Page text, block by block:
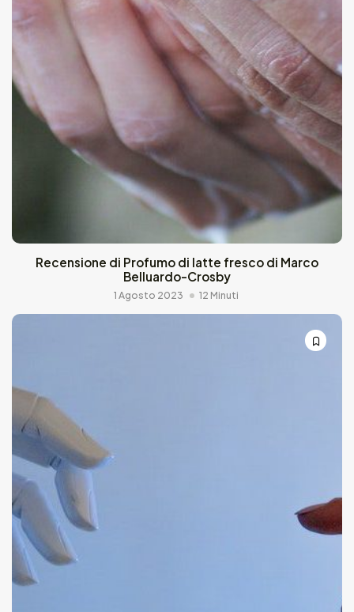
Recensione di Profumo di latte fresco di Marco
Belluardo-Crosby
1 Agosto 2023 12 Minuti